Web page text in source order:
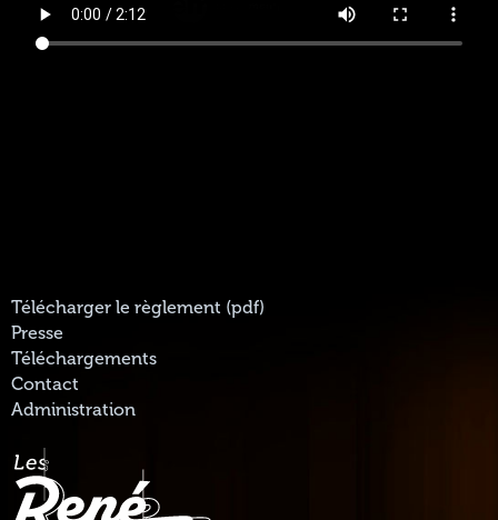
Télécharger le règlement (pdf)
Presse
Téléchargements
Contact
Administration